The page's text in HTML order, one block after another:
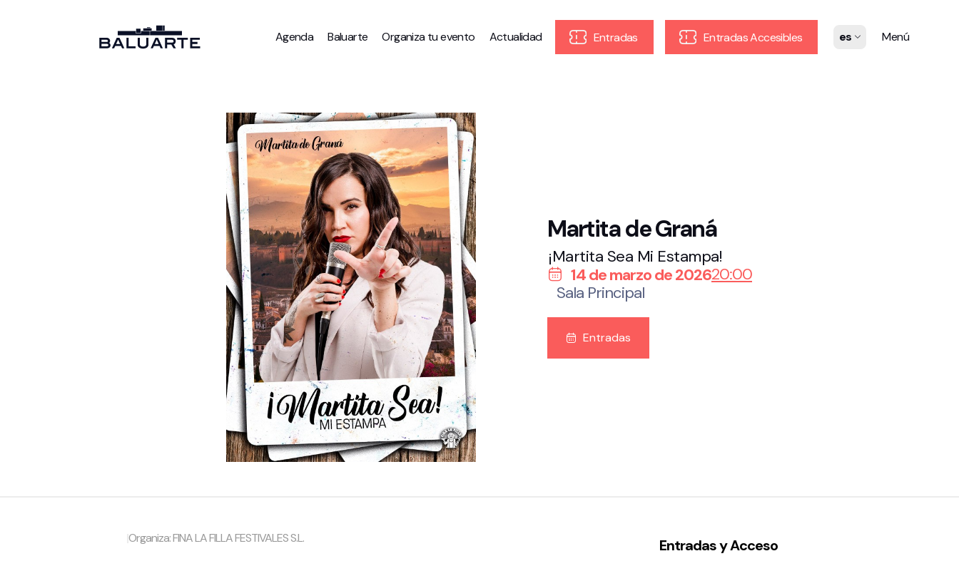
Agenda Baluarte Organiza tu evento Actualidad Entradas Entradas Accesibles es Menú
Martita de Graná
¡Martita Sea Mi Estampa!
14 de marzo de 202620:00
Sala Principal
Entradas
|Organiza: FINA LA FILLA FESTIVALES S.L. Entradas y Acceso